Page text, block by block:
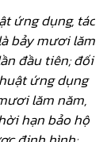
ứng dụng, tác
bảy mươi lăm
đầu tiên; đối
ứng dụng
lăm năm,
hạn bảo hộ